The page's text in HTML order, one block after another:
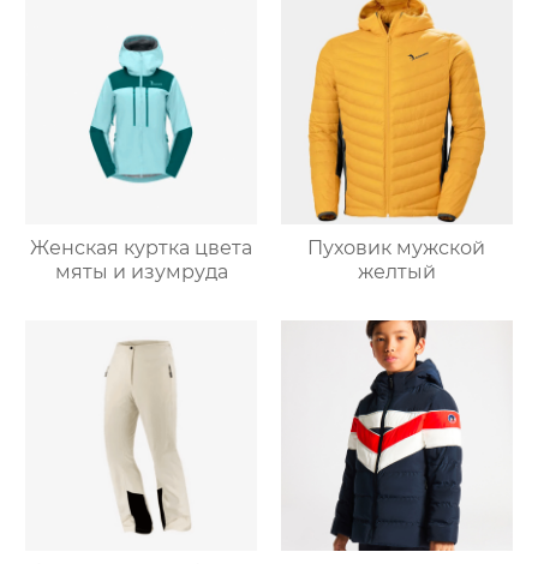
Женская куртка цвета
мяты и изумруда
Пуховик мужской
желтый